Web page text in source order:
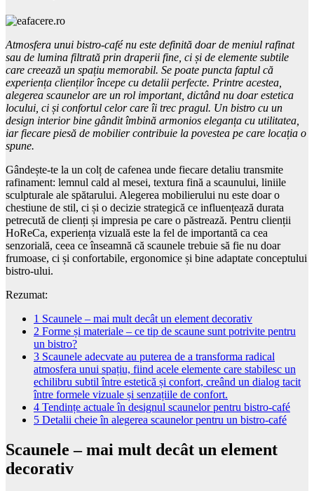
Atmosfera unui bistro-café nu este definită doar de meniul rafinat
sau de lumina filtrată prin draperii fine, ci și de elemente subtile
care creează un spațiu memorabil. Se poate puncta faptul că
experiența clienților începe cu detalii perfecte. Printre acestea,
alegerea scaunelor are un rol important, dictând nu doar estetica
locului, ci și confortul celor care îi trec pragul. Un bistro cu un
design interior bine gândit îmbină armonios eleganța cu utilitatea,
iar fiecare piesă de mobilier contribuie la povestea pe care locația o
spune.
Gândește-te la un colț de cafenea unde fiecare detaliu transmite
rafinament: lemnul cald al mesei, textura fină a scaunului, liniile
sculpturale ale spătarului. Alegerea mobilierului nu este doar o
chestiune de stil, ci și o decizie strategică ce influențează durata
petrecută de clienți și impresia pe care o păstrează. Pentru clienții
HoReCa, experiența vizuală este la fel de importantă ca cea
senzorială, ceea ce înseamnă că scaunele trebuie să fie nu doar
frumoase, ci și confortabile, ergonomice și bine adaptate conceptului
bistro-ului.
Rezumat:
1 Scaunele – mai mult decât un element decorativ
2 Forme și materiale – ce tip de scaune sunt potrivite pentru
un bistro?
3 Scaunele adecvate au puterea de a transforma radical
atmosfera unui spațiu, fiind acele elemente care stabilesc un
echilibru subtil între estetică și confort, creând un dialog tacit
între formele vizuale și senzațiile de confort.
4 Tendințe actuale în designul scaunelor pentru bistro-café
5 Detalii cheie în alegerea scaunelor pentru un bistro-café
Scaunele – mai mult decât un element
decorativ